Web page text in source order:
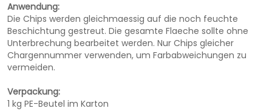
Anwendung:
Die Chips werden gleichmaessig auf die noch feuchte
Beschichtung gestreut. Die gesamte Flaeche sollte ohne
Unterbrechung bearbeitet werden. Nur Chips gleicher
Chargennummer verwenden, um Farbabweichungen zu
vermeiden.
Verpackung:
1 kg PE-Beutel im Karton